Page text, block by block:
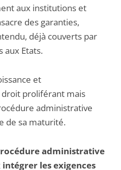
aux institutions et
des garanties,
déjà couverts par
aux Etats.
et
droit proliférant mais
administrative
de sa maturité.
administrative
les exigences